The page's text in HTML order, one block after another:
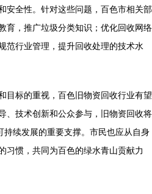
安全性。针对这些问题，百色市相关部
育，推广垃圾分类知识；优化回收网络
范行业管理，提升回收处理的技术水
目标的重视，百色旧物资回收行业有望
、技术创新和公众参与，旧物资回收将
持续发展的重要支撑。市民也应从自身
习惯，共同为百色的绿水青山贡献力